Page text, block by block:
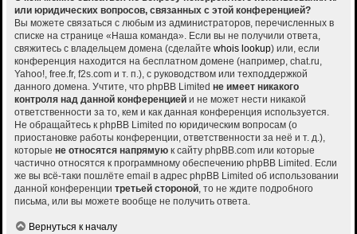
или юридических вопросов, связанных с этой конференцией?
Вы можете связаться с любым из администраторов, перечисленных в
списке на странице «Наша команда». Если вы не получили ответа,
свяжитесь с владельцем домена (сделайте whois lookup) или, если
конференция находится на бесплатном домене (например, chat.ru,
Yahoo!, free.fr, f2s.com и т. п.), с руководством или техподдержкой
данного домена. Учтите, что phpBB Limited не имеет никакого
контроля над данной конференцией и не может нести никакой
ответственности за то, кем и как данная конференция используется.
Не обращайтесь к phpBB Limited по юридическим вопросам (о
приостановке работы конференции, ответственности за неё и т. д.),
которые не относятся напрямую к сайту phpBB.com или которые
частично относятся к программному обеспечению phpBB Limited. Если
же вы всё-таки пошлёте email в адрес phpBB Limited об использовании
данной конференции третьей стороной, то не ждите подробного
письма, или вы можете вообще не получить ответа.
Вернуться к началу